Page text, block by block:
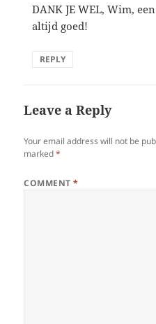
DANK JE WEL, Wim,
altijd goed!
REPLY
Leave a Reply
Your email address will not be
marked*
COMMENT*